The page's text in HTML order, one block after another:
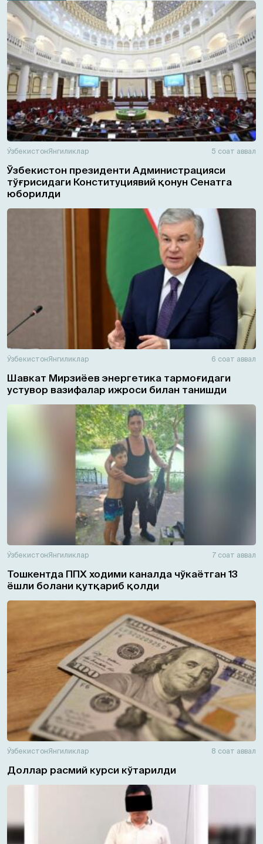
ЎзбекистонЯнгиликлар 5 соат аввал
Ўзбекистон президенти Администрацияси
тўғрисидаги Конституциявий қонун Сенатга
юборилди
ЎзбекистонЯнгиликлар 6 соат аввал
Шавкат Мирзиёев энергетика тармоғидаги
устувор вазифалар ижроси билан танишди
ЎзбекистонЯнгиликлар 7 соат аввал
Тошкентда ППХ ходими каналда чўкаётган 13
ёшли болани қутқариб қолди
ЎзбекистонЯнгиликлар 8 соат аввал
Доллар расмий курси кўтарилди